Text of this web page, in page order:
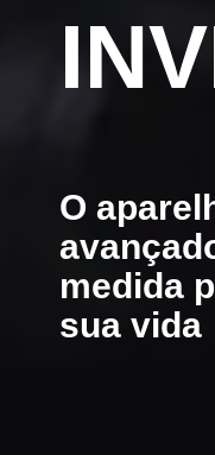
O
medida
sua vida